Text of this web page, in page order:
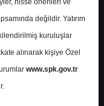
₺
hisse önerileri ve
değildir. Yatırım
kuruluşlar
alınarak kişiye Özel
www.spk.gov.tr